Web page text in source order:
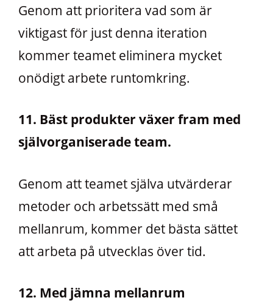
Genom att prioritera vad som är
viktigast för just denna iteration
kommer teamet eliminera mycket
onödigt arbete runtomkring.
11. Bäst produkter växer fram med
självorganiserade team.
Genom att teamet själva utvärderar
metoder och arbetssätt med små
mellanrum, kommer det bästa sättet
att arbeta på utvecklas över tid.
12. Med jämna mellanrum